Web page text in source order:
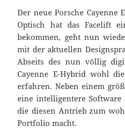
Der neue Porsche Cayenne
Optisch hat das Facelift
bekommen, geht nun
mit der aktuellen
Abseits des nun völlig
Cayenne E-Hybrid wohl
erfahren. Neben einem
eine intelligentere Software
die diesen Antrieb zum
Portfolio macht.